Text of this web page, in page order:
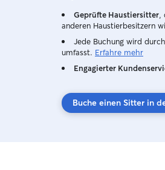
Geprüfte Haustiersitter
anderen Haustierbesitzern
Jede Buchung wird
umfasst. Erfahre mehr
Engagierter
Buche einen Sitter in